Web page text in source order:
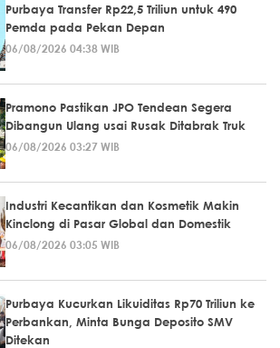
Purbaya Transfer Rp22,5 Triliun untuk 490
Pemda pada Pekan Depan
06/08/2026 04:38 WIB
Pramono Pastikan JPO Tendean Segera
Dibangun Ulang usai Rusak Ditabrak Truk
06/08/2026 03:27 WIB
Industri Kecantikan dan Kosmetik Makin
Kinclong di Pasar Global dan Domestik
06/08/2026 03:05 WIB
Purbaya Kucurkan Likuiditas Rp70 Triliun ke
Perbankan, Minta Bunga Deposito SMV
Ditekan